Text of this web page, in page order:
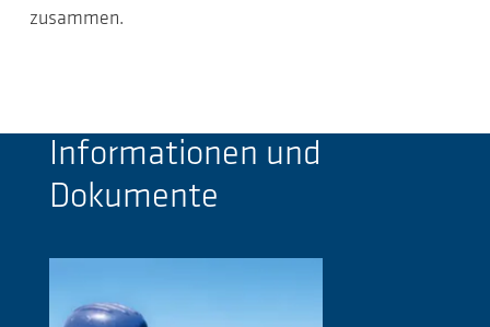
zusammen.
Informationen und
Dokumente